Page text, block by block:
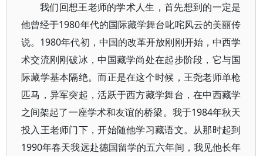
我们回想王老师的学术人生，首先想到的一定是
他曾经于1980年代的国际藏学舞台叱咤风云的美丽传
说。1980年代初，中国的改革开放刚刚开始，中西学
术交流刚刚破冰，中国藏学尚处在起步阶段，它与国
际藏学基本隔绝。而正是在这个时候，王尧老师单枪
匹马，异军突起，活跃于西方藏学舞台，在中西藏学
之间架起了一座学术和友谊的桥梁。我于1984年秋天
投入王老师门下，开始随他学习藏语文。从那时起到
1990年春天我远赴德国留学的五六年间，我见他长年